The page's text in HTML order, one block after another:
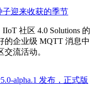
子迎来收获的季节
社区 4.0 Solutions 的
的企业级 MQTT 消息中
流活动。
alpha.1 发布，正式版